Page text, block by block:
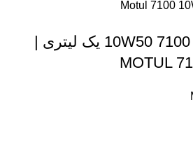
روغن موتور موتول 7100 10W50 یک لیتری |
MOTUL